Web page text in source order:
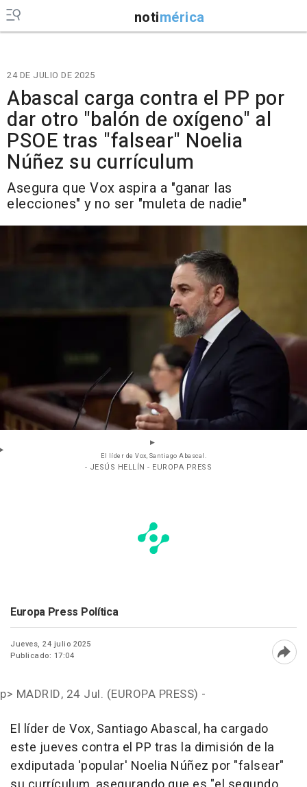
notimérica
24 DE JULIO DE 2025
Abascal carga contra el PP por
dar otro "balón de oxígeno" al
PSOE tras "falsear" Noelia
Núñez su currículum
Asegura que Vox aspira a "ganar las
elecciones" y no ser "muleta de nadie"
El líder de Vox, Santiago Abascal.
- JESÚS HELLÍN - EUROPA PRESS
Europa Press Política
Jueves, 24 julio 2025
Publicado: 17:04
p> MADRID, 24 Jul. (EUROPA PRESS) -
El líder de Vox, Santiago Abascal, ha cargado
este jueves contra el PP tras la dimisión de la
exdiputada 'popular' Noelia Núñez por "falsear"